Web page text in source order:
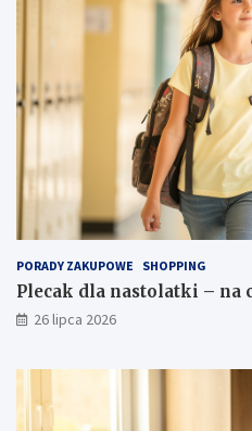
PORADY ZAKUPOWE SHOPPING
Plecak dla nastolatki – na
26 lipca 2026